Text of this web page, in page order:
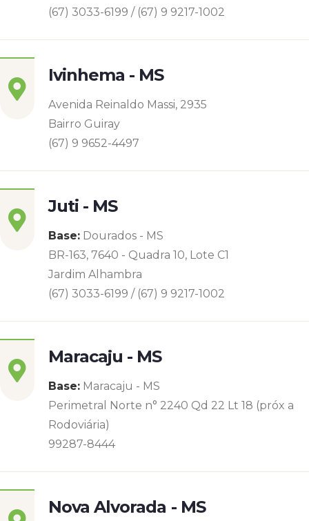
(67) 3033-6199 / (67) 9 9217-1002
Ivinhema - MS
Avenida Reinaldo Massi, 2935
Bairro Guiray
(67) 9 9652-4497
Juti - MS
Base: Dourados - MS
BR-163, 7640 - Quadra 10, Lote C1
Jardim Alhambra
(67) 3033-6199 / (67) 9 9217-1002
Maracaju - MS
Base: Maracaju - MS
Perimetral Norte n° 2240 Qd 22 Lt 18 (próx a
Rodoviária)
99287-8444
Nova Alvorada - MS